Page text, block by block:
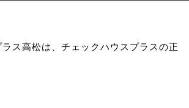
ス高松は、チェックハウスプラスの正